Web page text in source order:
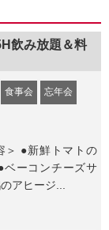
飲み放題＆料
食事会 忘年会
トの
のアヒージ...